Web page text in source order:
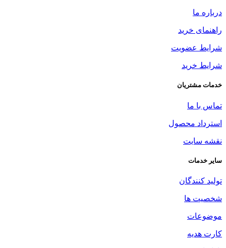
درباره ما
راهنمای خرید
شرایط عضویت
شرایط خرید
خدمات مشتریان
تماس با ما
استرداد محصول
نقشه سایت
سایر خدمات
تولید کنندگان
شخصیت ها
موضوعات
کارت هدیه